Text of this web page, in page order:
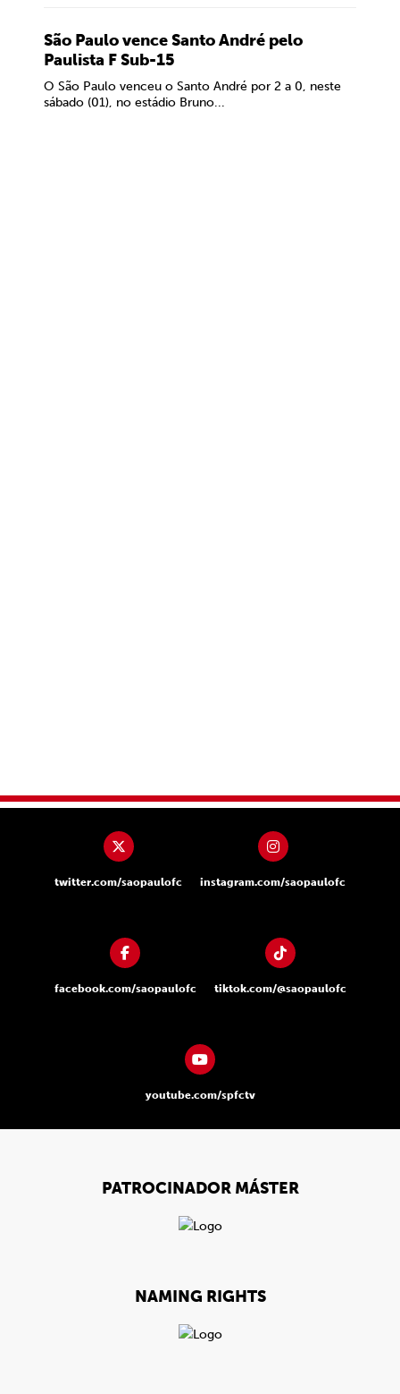
São Paulo vence Santo André pelo
Paulista F Sub-15
O São Paulo venceu o Santo André por 2 a 0, neste
sábado (01), no estádio Bruno...
twitter.com/saopaulofc instagram.com/saopaulofc
facebook.com/saopaulofc tiktok.com/@saopaulofc
youtube.com/spfctv
PATROCINADOR MÁSTER
NAMING RIGHTS